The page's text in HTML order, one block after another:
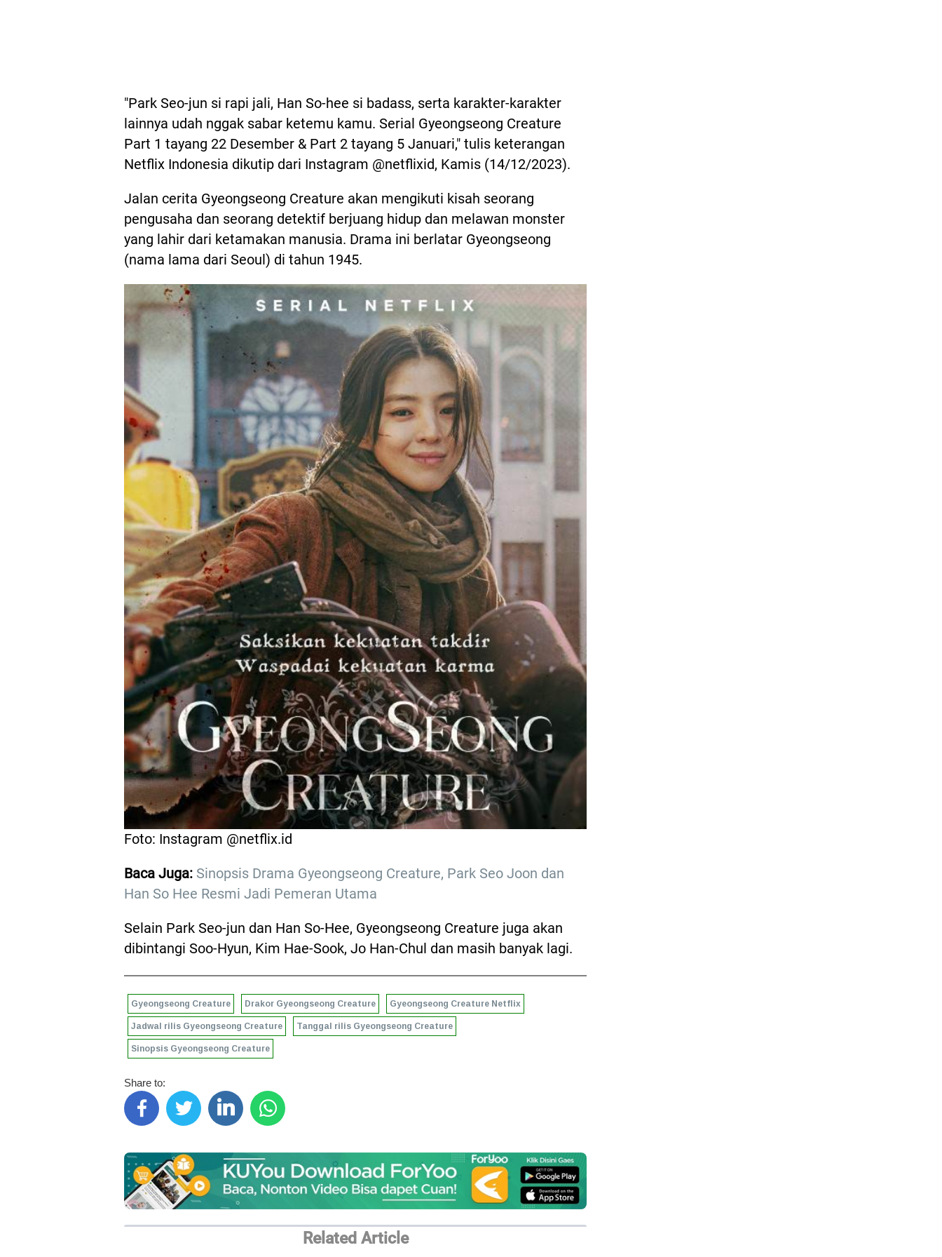
"Park Seo-jun si rapi jali, Han So-hee si badass, serta karakter-karakter
lainnya udah nggak sabar ketemu kamu. Serial Gyeongseong Creature
Part 1 tayang 22 Desember & Part 2 tayang 5 Januari," tulis keterangan
Netflix Indonesia dikutip dari Instagram @netflixid, Kamis (14/12/2023).
Jalan cerita Gyeongseong Creature akan mengikuti kisah seorang
pengusaha dan seorang detektif berjuang hidup dan melawan monster
yang lahir dari ketamakan manusia. Drama ini berlatar Gyeongseong
(nama lama dari Seoul) di tahun 1945.
Foto: Instagram @netflix.id
Baca Juga: Sinopsis Drama Gyeongseong Creature, Park Seo Joon dan
Han So Hee Resmi Jadi Pemeran Utama
Selain Park Seo-jun dan Han So-Hee, Gyeongseong Creature juga akan
dibintangi Soo-Hyun, Kim Hae-Sook, Jo Han-Chul dan masih banyak lagi.
Gyeongseong Creature Drakor Gyeongseong Creature Gyeongseong Creature Netflix
Jadwal rilis Gyeongseong Creature Tanggal rilis Gyeongseong Creature
Sinopsis Gyeongseong Creature
Share to:
Related Article